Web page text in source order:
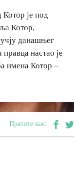
Котор је под
Котор,
данашњег
настао је
имена Котор –
Пратите нас: